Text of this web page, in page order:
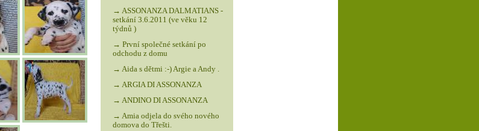
→ ASSONANZA DALMATIANS -
setkání 3.6.2011 (ve věku 12
týdnů )
→ První společné setkání po
odchodu z domu
→ Aida s dětmi :-) Argie a Andy .
→ ARGIA DI ASSONANZA
→ ANDINO DI ASSONANZA
→ Amia odjela do svého nového
domova do Třešti.